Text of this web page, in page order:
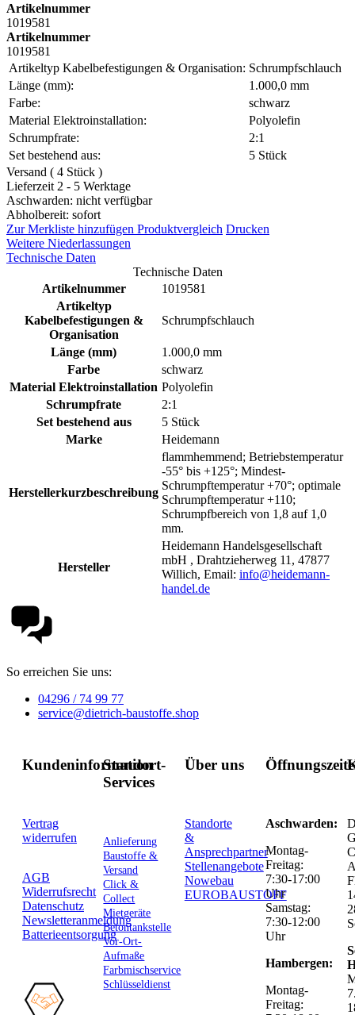
Artikelnummer
1019581
Artikelnummer
1019581
Artikeltyp Kabelbefestigungen & Organisation: Schrumpfschlauch
Länge (mm):
1.000,0 mm
Farbe:
schwarz
Material Elektroinstallation:
Polyolefin
Schrumpfrate:
2:1
Set bestehend aus:
5 Stück
Versand ( 4 Stück )
Lieferzeit 2 - 5 Werktage
Aschwarden: nicht verfügbar
Abholbereit: sofort
Zur Merkliste hinzufügen Produktvergleich Drucken
Weitere Niederlassungen
Technische Daten
Technische Daten
Artikelnummer
1019581
Artikeltyp
Kabelbefestigungen &
Organisation
Schrumpfschlauch
Länge (mm)
1.000,0 mm
Farbe
schwarz
Material Elektroinstallation Polyolefin
Schrumpfrate
2:1
Set bestehend aus
5 Stück
Marke
Heidemann
Herstellerkurzbeschreibung
flammhemmend; Betriebstemperatur
-55° bis +125°; Mindest-
Schrumpftemperatur +70°; optimale
Schrumpftemperatur +110;
Schrumpfbereich von 1,8 auf 1,0
mm.
Hersteller
Heidemann Handelsgesellschaft
mbH , Drahtzieherweg 11, 47877
Willich, Email: info@heidemann-
handel.de
So erreichen Sie uns:
04296 / 74 99 77
service@dietrich-baustoffe.shop
Kundeninformation
Vertrag
widerrufen
AGB
Widerrufsrecht
Datenschutz
Newsletteranmeldung
Batterieentsorgung
Standort-
Services
Anlieferung
Baustoffe &
Versand
Click &
Collect
Mietgeräte
Betontankstelle
Vor-Ort-
Aufmaße
Farbmischservice
Schlüsseldienst
Über uns
Standorte
&
Ansprechpartner
Stellenangebote
Nowebau
EUROBAUSTOFF
Aschwarden:
Montag-
Freitag:
7:30-17:00
Uhr
Samstag:
7:30-12:00
Uhr
Hambergen:
Montag-
Freitag: